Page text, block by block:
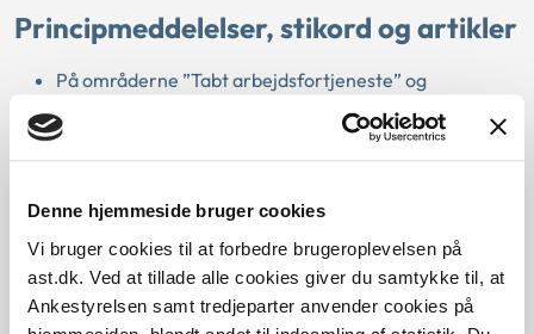
Denne hjemmeside bruger cookies
Vi bruger cookies til at forbedre brugeroplevelsen på
ast.dk. Ved at tillade alle cookies giver du samtykke til, at
Ankestyrelsen samt tredjeparter anvender cookies på
Principmeddelelser, stikord og artikler
På områderne ”Tabt arbejdsfortjeneste” og
”Merudgifter til børn” eksisterer der mere end 50
principmeddelelser, som kan være relevante for din
afgørelse. Vi har derfor samlet dem i hver sin oversigt,
principmeddelelser.
På voksenhandicapområdet finder du en oversigt over
principmeddelelser, som er knyttet op på de
forskellige emner, som blev behandlet på de faglige